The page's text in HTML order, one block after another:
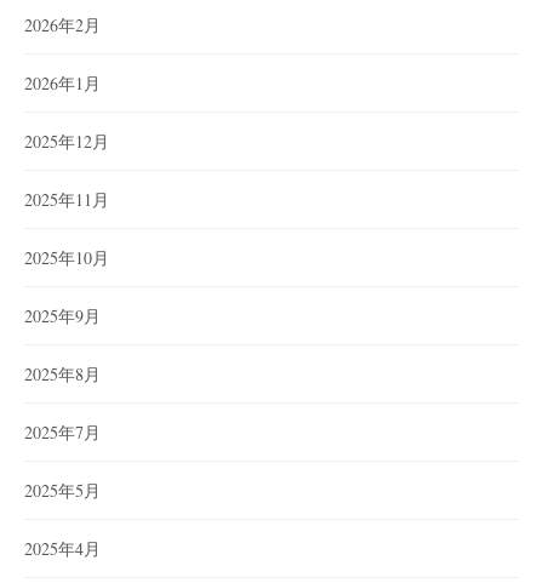
2026年2月
2026年1月
2025年12月
2025年11月
2025年10月
2025年9月
2025年8月
2025年7月
2025年5月
2025年4月